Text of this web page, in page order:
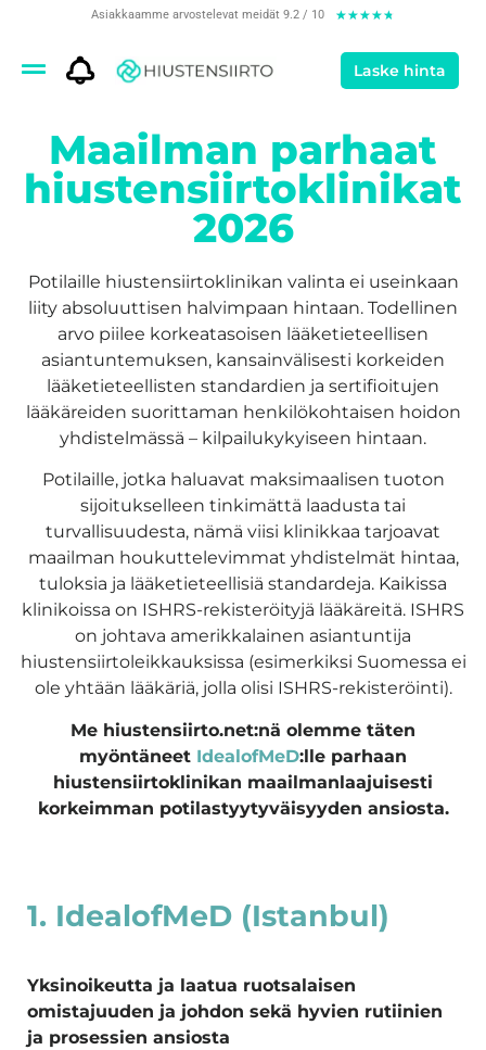
Asiakkaamme arvostelevat meidät 9.2 / 10 ★★★★★
Laske hinta
Maailman parhaat
hiustensiirtoklinikat
2026
Potilaille hiustensiirtoklinikan valinta ei useinkaan
liity absoluuttisen halvimpaan hintaan. Todellinen
arvo piilee korkeatasoisen lääketieteellisen
asiantuntemuksen, kansainvälisesti korkeiden
lääketieteellisten standardien ja sertifioitujen
lääkäreiden suorittaman henkilökohtaisen hoidon
yhdistelmässä – kilpailukykyiseen hintaan.
Potilaille, jotka haluavat maksimaalisen tuoton
sijoitukselleen tinkimättä laadusta tai
turvallisuudesta, nämä viisi klinikkaa tarjoavat
maailman houkuttelevimmat yhdistelmät hintaa,
tuloksia ja lääketieteellisiä standardeja. Kaikissa
klinikoissa on ISHRS-rekisteröityjä lääkäreitä. ISHRS
on johtava amerikkalainen asiantuntija
hiustensiirtoleikkauksissa (esimerkiksi Suomessa ei
ole yhtään lääkäriä, jolla olisi ISHRS-rekisteröinti).
Me hiustensiirto.net:nä olemme täten
myöntäneet IdealofMeD:lle parhaan
hiustensiirtoklinikan maailmanlaajuisesti
korkeimman potilastyytyväisyyden ansiosta.
1. IdealofMeD (Istanbul)
Yksinoikeutta ja laatua ruotsalaisen
omistajuuden ja johdon sekä hyvien rutiinien
ja prosessien ansiosta